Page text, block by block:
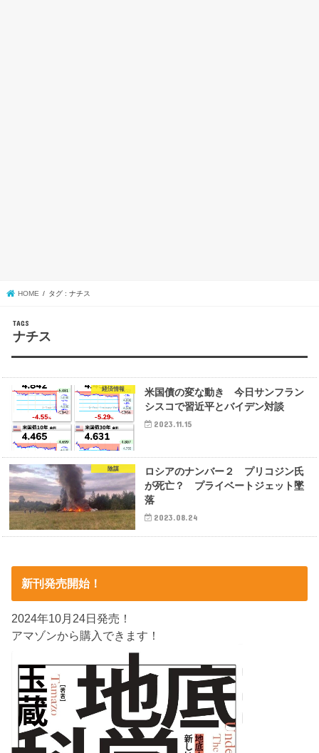
HOME タグ : ナチス
ナチス
経済情報
米国債の変な動き 今日サンフラン
シスコで習近平とバイデン対談
2023.11.15
陰謀
ロシアのナンバー２ プリコジン氏
が死亡？ プライベートジェット墜
落
2023.08.24
新刊発売開始！
2024年10月24日発売！
アマゾンから購入できます！